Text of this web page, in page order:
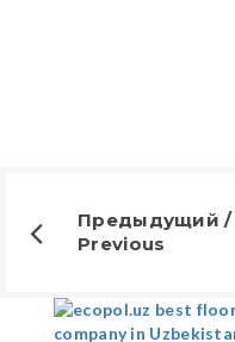
Предыдущий /
Previous